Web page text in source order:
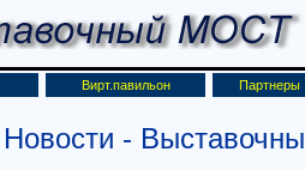
Вирт.павильон Партнеры
Новости -